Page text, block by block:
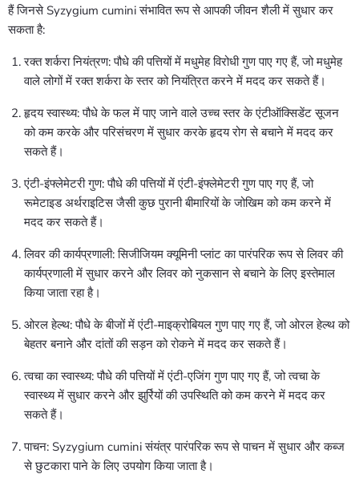
हैं जिनसे Syzygium cumini संभावित रूप से आपकी जीवन शैली में सुधार कर
सकता है:
रक्त शर्करा नियंत्रण: पौधे की पत्तियों में मधुमेह विरोधी गुण पाए गए हैं, जो मधुमेह
वाले लोगों में रक्त शर्करा के स्तर को नियंत्रित करने में मदद कर सकते हैं।
हृदय स्वास्थ्य: पौधे के फल में पाए जाने वाले उच्च स्तर के एंटीऑक्सिडेंट सूजन
को कम करके और परिसंचरण में सुधार करके हृदय रोग से बचाने में मदद कर
सकते हैं।
एंटी-इंफ्लेमेटरी गुण: पौधे की पत्तियों में एंटी-इंफ्लेमेटरी गुण पाए गए हैं, जो
रूमेटाइड अर्थराइटिस जैसी कुछ पुरानी बीमारियों के जोखिम को कम करने में
मदद कर सकते हैं।
लिवर की कार्यप्रणाली: सिजीजियम क्यूमिनी प्लांट का पारंपरिक रूप से लिवर की
कार्यप्रणाली में सुधार करने और लिवर को नुकसान से बचाने के लिए इस्तेमाल
किया जाता रहा है।
ओरल हेल्थ: पौधे के बीजों में एंटी-माइक्रोबियल गुण पाए गए हैं, जो ओरल हेल्थ को
बेहतर बनाने और दांतों की सड़न को रोकने में मदद कर सकते हैं।
त्वचा का स्वास्थ्य: पौधे की पत्तियों में एंटी-एजिंग गुण पाए गए हैं, जो त्वचा के
स्वास्थ्य में सुधार करने और झुर्रियों की उपस्थिति को कम करने में मदद कर
सकते हैं।
पाचन: Syzygium cumini संयंत्र पारंपरिक रूप से पाचन में सुधार और कब्ज
से छुटकारा पाने के लिए उपयोग किया जाता है।